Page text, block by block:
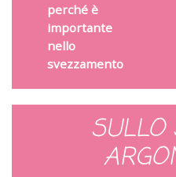
perché è
importante
nello
svezzamento
SULLO